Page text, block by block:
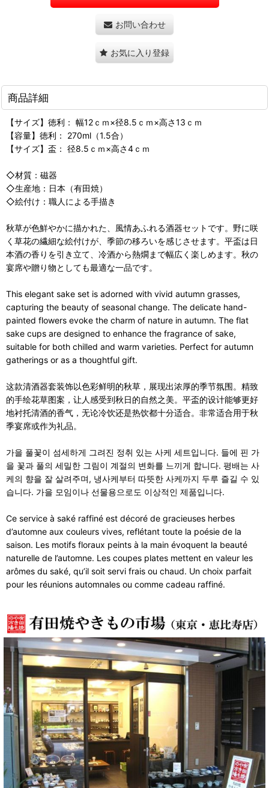
お問い合わせ
お気に入り登録
商品詳細
【サイズ】徳利： 幅12ｃｍ×径8.5ｃｍ×高さ13ｃｍ
【容量】徳利： 270ml（1.5合）
【サイズ】盃： 径8.5ｃｍ×高さ4ｃｍ
◇材質：磁器
◇生産地：日本（有田焼）
◇絵付け：職人による手描き
秋草が色鮮やかに描かれた、風情あふれる酒器セットです。野に咲
く草花の繊細な絵付けが、季節の移ろいを感じさせます。平盃は日
本酒の香りを引き立て、冷酒から熱燗まで幅広く楽しめます。秋の
宴席や贈り物としても最適な一品です。
This elegant sake set is adorned with vivid autumn grasses,
capturing the beauty of seasonal change. The delicate hand-
painted flowers evoke the charm of nature in autumn. The flat
sake cups are designed to enhance the fragrance of sake,
suitable for both chilled and warm varieties. Perfect for autumn
gatherings or as a thoughtful gift.
这款清酒器套装饰以色彩鲜明的秋草，展现出浓厚的季节氛围。精致
的手绘花草图案，让人感受到秋日的自然之美。平盃的设计能够更好
地衬托清酒的香气，无论冷饮还是热饮都十分适合。非常适合用于秋
季宴席或作为礼品。
가을 풀꽃이 섬세하게 그려진 정취 있는 사케 세트입니다. 들에 핀 가
을 꽃과 풀의 세밀한 그림이 계절의 변화를 느끼게 합니다. 평배는 사
케의 향을 잘 살려주며, 냉사케부터 따뜻한 사케까지 두루 즐길 수 있
습니다. 가을 모임이나 선물용으로도 이상적인 제품입니다.
Ce service à saké raffiné est décoré de gracieuses herbes
d’automne aux couleurs vives, reflétant toute la poésie de la
saison. Les motifs floraux peints à la main évoquent la beauté
naturelle de l’automne. Les coupes plates mettent en valeur les
arômes du saké, qu’il soit servi frais ou chaud. Un choix parfait
pour les réunions automnales ou comme cadeau raffiné.